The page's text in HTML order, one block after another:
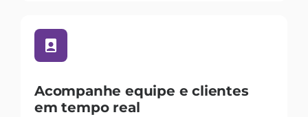
Acompanhe equipe e clientes
em tempo real